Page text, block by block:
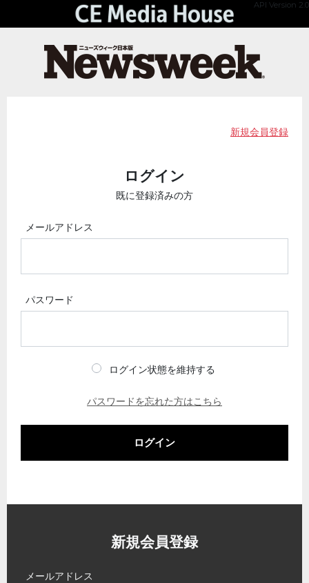
API Version 2.0
新規会員登録
ログイン
既に登録済みの方
メールアドレス
パスワード
ログイン状態を維持する
パスワードを忘れた方はこちら
ログイン
新規会員登録
メールアドレス